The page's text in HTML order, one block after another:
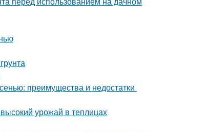
преимущества и недостатки
урожай в теплицах